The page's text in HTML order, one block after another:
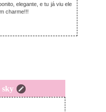
elegante, e tu já viu ele
charme!!!
sky
sexta-feira, março 22, 2013